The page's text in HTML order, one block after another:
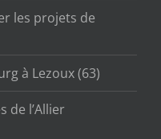
les projets de
à Lezoux (63)
de l’Allier